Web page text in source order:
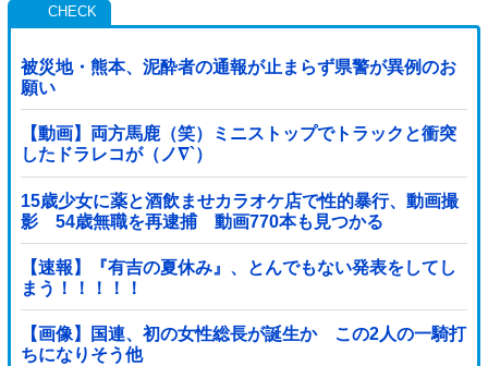
被災地・熊本、泥酔者の通報が止まらず県警が異例のお
願い
【動画】両方馬鹿（笑）ミニストップでトラックと衝突
したドラレコが（ノ∇`）
15歳少女に薬と酒飲ませカラオケ店で性的暴行、動画撮
影 54歳無職を再逮捕 動画770本も見つかる
【速報】『有吉の夏休み』、とんでもない発表をしてし
まう！！！！！
【画像】国連、初の女性総長が誕生か この2人の一騎打
ちになりそう他